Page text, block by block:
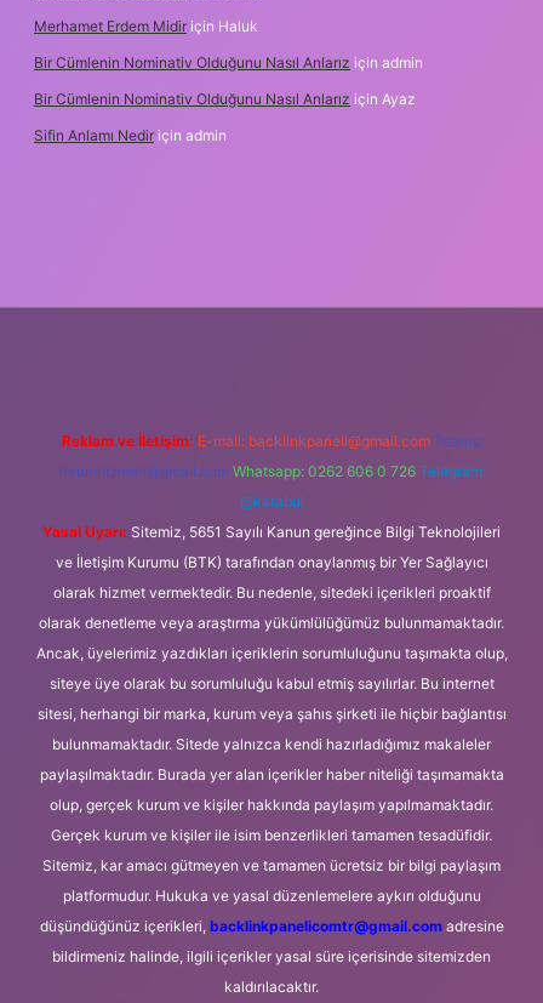
Merhamet Erdem Midir için Haluk
Bir Cümlenin Nominativ Olduğunu Nasıl Anlarız için admin
Bir Cümlenin Nominativ Olduğunu Nasıl Anlarız için Ayaz
Sifin Anlamı Nedir için admin
Reklam ve İletişim: E-mail: backlinkpaneli@gmail.com Teams:
forumhizmeti@gmail.com Whatsapp: 0262 606 0 726 Telegram:
@karabul
Yasal Uyarı: Sitemiz, 5651 Sayılı Kanun gereğince Bilgi Teknolojileri
ve İletişim Kurumu (BTK) tarafından onaylanmış bir Yer Sağlayıcı
olarak hizmet vermektedir. Bu nedenle, sitedeki içerikleri proaktif
olarak denetleme veya araştırma yükümlülüğümüz bulunmamaktadır.
Ancak, üyelerimiz yazdıkları içeriklerin sorumluluğunu taşımakta olup,
siteye üye olarak bu sorumluluğu kabul etmiş sayılırlar. Bu internet
sitesi, herhangi bir marka, kurum veya şahıs şirketi ile hiçbir bağlantısı
bulunmamaktadır. Sitede yalnızca kendi hazırladığımız makaleler
paylaşılmaktadır. Burada yer alan içerikler haber niteliği taşımamakta
olup, gerçek kurum ve kişiler hakkında paylaşım yapılmamaktadır.
Gerçek kurum ve kişiler ile isim benzerlikleri tamamen tesadüfidir.
Sitemiz, kar amacı gütmeyen ve tamamen ücretsiz bir bilgi paylaşım
platformudur. Hukuka ve yasal düzenlemelere aykırı olduğunu
düşündüğünüz içerikleri, backlinkpanelicomtr@gmail.comadresine
bildirmeniz halinde, ilgili içerikler yasal süre içerisinde sitemizden
kaldırılacaktır.